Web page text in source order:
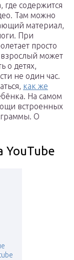
где содержится
Там можно
материал,
При
просто
может
о детях,
не один час.
как же
На самом
встроенных
О
YouTube